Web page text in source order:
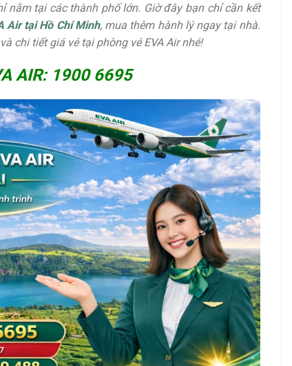
nằm tại các thành phố lớn. Giờ đây bạn chỉ cần kết
Air tại Hồ Chí Minh, mua thêm hành lýngay tại nhà.
chi tiết giá vé tại phòng vé EVA Air nhé!
AIR: 1900 6695